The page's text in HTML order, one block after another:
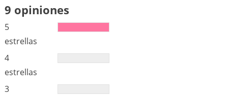
9 opiniones
5
estrellas
4
estrellas
3